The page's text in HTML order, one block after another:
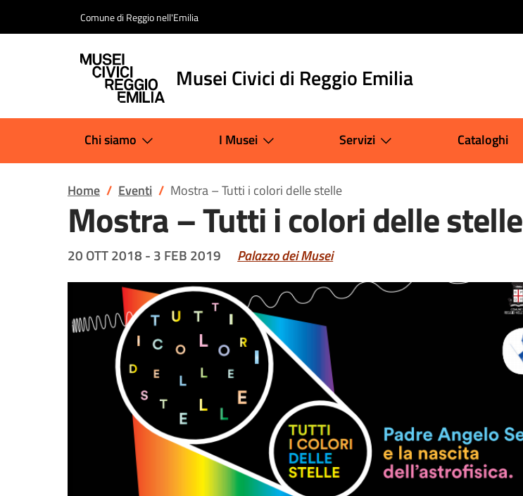
Comune di Reggio nell'Emilia
Musei Civici di Reggio Emilia
Chi siamo I Musei Servizi Cataloghi
Home Eventi Mostra – Tutti i colori delle stelle
Mostra – Tutti i colori delle stelle
20 OTT 2018 - 3 FEB 2019 Palazzo dei Musei